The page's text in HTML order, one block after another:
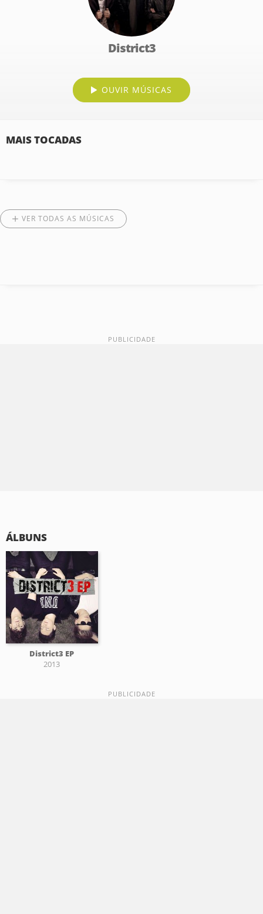
District3
OUVIR MÚSICAS
MAIS TOCADAS
VER TODAS AS MÚSICAS
ÁLBUNS
District3 EP
2013